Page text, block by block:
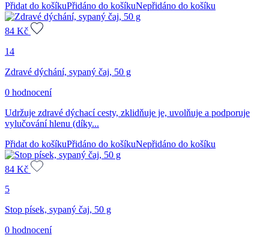
Přidat do košíkuPřidáno do košíkuNepřidáno do košíku
84 Kč
14
Zdravé dýchání, sypaný čaj, 50 g
0 hodnocení
Udržuje zdravé dýchací cesty, zklidňuje je, uvolňuje a podporuje
vylučování hlenu (díky...
Přidat do košíkuPřidáno do košíkuNepřidáno do košíku
84 Kč
5
Stop písek, sypaný čaj, 50 g
0 hodnocení